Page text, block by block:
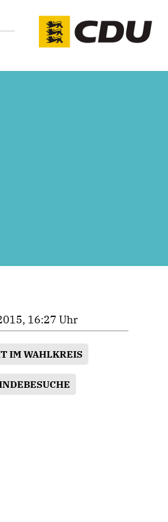
16:27 Uhr
IM WAHLKREIS